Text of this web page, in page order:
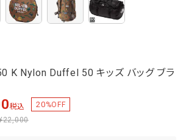
K Nylon Duffel 50 キッズ バッグ ブラ
税込 20%OFF